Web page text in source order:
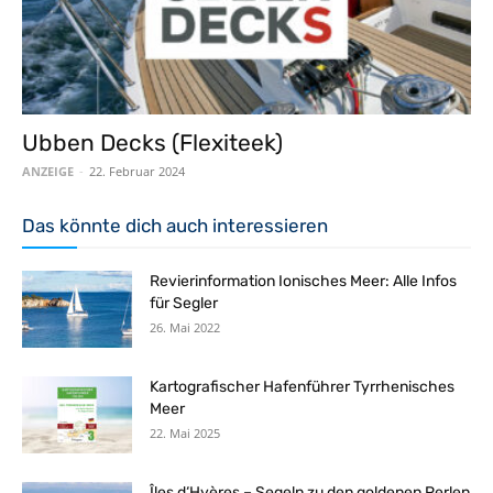
Ubben Decks (Flexiteek)
ANZEIGE - 22. Februar 2024
Das könnte dich auch interessieren
Revierinformation Ionisches Meer: Alle Infos
für Segler
26. Mai 2022
Kartografischer Hafenführer Tyrrhenisches
Meer
22. Mai 2025